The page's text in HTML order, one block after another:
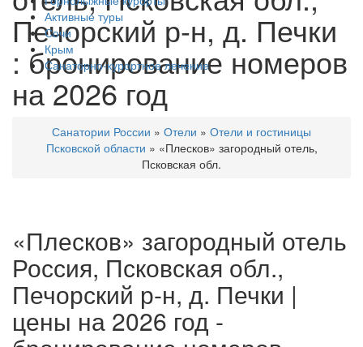
Активные туры
Сочи
Крым
Санаторно-курортное лечение
Печорский р-н, д. Печки
: бронирование номеров
на 2026 год
Санатории России » Отели » Отели и гостиницы
Псковской области » «Плесков» загородный отель,
Псковская обл.
«Плесков» загородный отель
Россия, Псковская обл.,
Печорский р-н, д. Печки |
цены на 2026 год -